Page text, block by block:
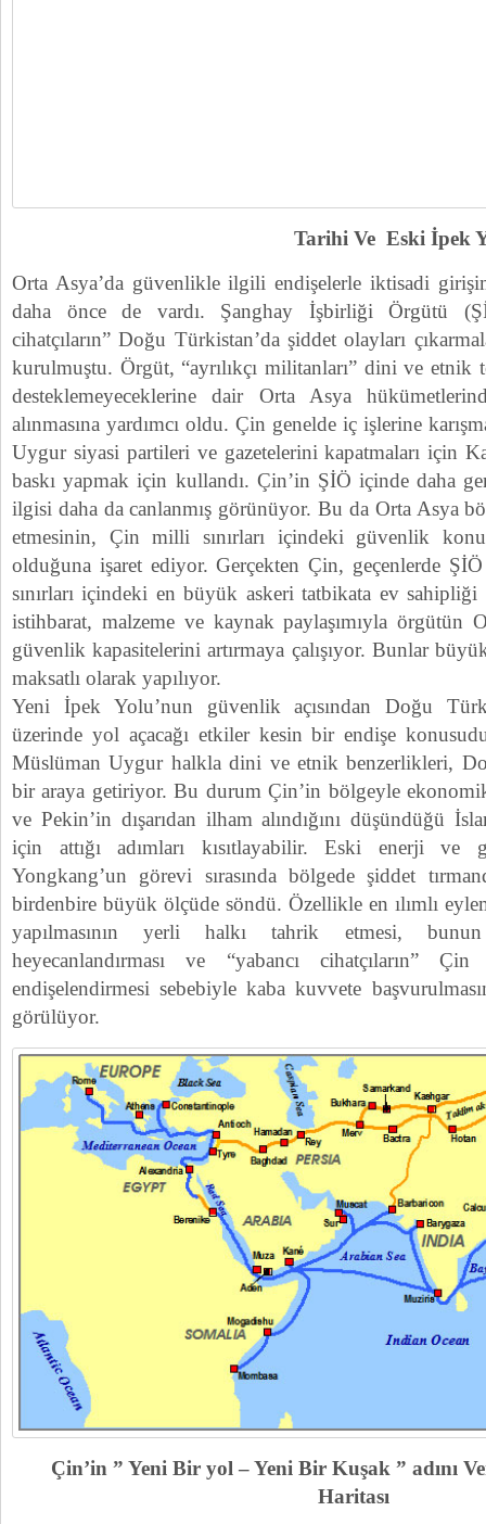
Tarihi Ve Eski İpek
Orta Asya’da güvenlikle ilgili endişelerle iktisadi
daha önce de vardı. Şanghay İşbirliği Örgütü
cihatçıların” Doğu Türkistan’da şiddet olayları
kurulmuştu. Örgüt, “ayrılıkçı militanları” dini ve etnik
desteklemeyeceklerine dair Orta Asya
alınmasına yardımcı oldu. Çin genelde iç işlerine
Uygur siyasi partileri ve gazetelerini kapatmaları için
baskı yapmak için kullandı. Çin’in ŞİÖ içinde daha
ilgisi daha da canlanmış görünüyor. Bu da Orta Asya
etmesinin, Çin milli sınırları içindeki güvenlik
olduğuna işaret ediyor. Gerçekten Çin, geçenlerde
sınırları içindeki en büyük askeri tatbikata ev sahipliği
istihbarat, malzeme ve kaynak paylaşımıyla örgütün
güvenlik kapasitelerini artırmaya çalışıyor. Bunlar
maksatlı olarak yapılıyor.
Yeni İpek Yolu’nun güvenlik açısından Doğu
üzerinde yol açacağı etkiler kesin bir endişe
Müslüman Uygur halkla dini ve etnik benzerlikleri,
bir araya getiriyor. Bu durum Çin’in bölgeyle
ve Pekin’in dışarıdan ilham alındığını düşündüğü
için attığı adımları kısıtlayabilir. Eski enerji
Yongkang’un görevi sırasında bölgede şiddet
birdenbire büyük ölçüde söndü. Özellikle en ılımlı
yapılmasının yerli halkı tahrik etmesi, bunun
heyecanlandırması ve “yabancı cihatçıların”
endişelendirmesi sebebiyle kaba kuvvete
görülüyor.
Çin’in ” Yeni Bir yol – Yeni Bir Kuşak ” adını
Haritası